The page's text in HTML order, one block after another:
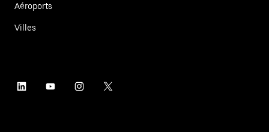
Aéroports
Villes